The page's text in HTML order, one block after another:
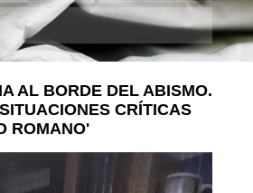
AL BORDE DEL ABISMO.
CRÍTICAS
ROMANO'